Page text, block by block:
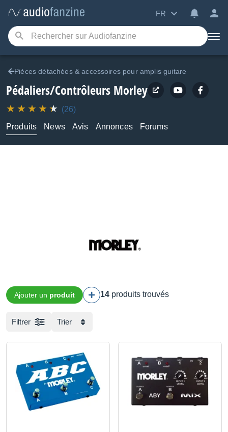
FR
Pièces détachées & accessoires pour amplis guitare
Pédaliers/Contrôleurs Morley
(26)
Produits
News Avis Annonces Forums
Ajouter un produit 14 produits trouvés
Filtrer Trier